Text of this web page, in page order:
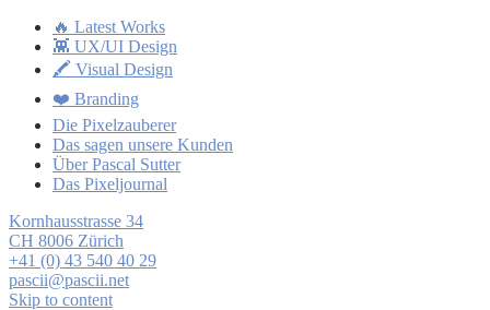
🔥 Latest Works
👾 UX/UI Design
🖍 Visual Design
❤️ Branding
Die Pixelzauberer
Das sagen unsere Kunden
Über Pascal Sutter
Das Pixeljournal
Kornhausstrasse 34
CH 8006 Zürich
+41 (0) 43 540 40 29
pascii@pascii.net
Skip to content